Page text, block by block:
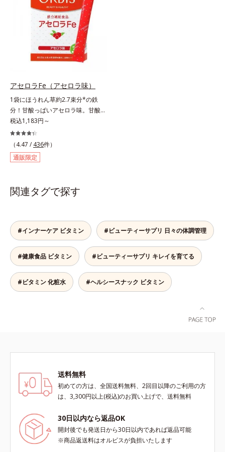
助け合って働く性質があるため、そ
れぞれの役割や相性を考え抜き、独
自成分ネットワークを完成。バラン
スの良い配合でハードな毎日を頼も
しくサポートします。また、携帯に
便利な個包装なので、手軽にビタミ
アセロラFe（アセロラ味）
1袋にほうれん草約2.7束分*の鉄
分！甘酸っぱいアセロラ味。甘酸っ
ぱいさわやかな味の「アセロラFe」
は、口の中でサッと溶ける顆粒タイ
プだから、水なしでOK。個包装で
携帯にも便利です。1袋わずか
2.5kcal。また成人女性の平均で
Fe」は、1袋で5.25mgもの鉄分を補
より、ほうれん草（ゆで）1束210g
として可食部換算した場合。
税込1,183円～
（4.47 / 436件）
通販限定
関連タグで探す
#インナーケア ビタミン #ビューティーサプリ 日々の体調管理
#健康食品 ビタミン #ビューティーサプリ キレイを育てる
#ビタミン 化粧水 #ヘルシースナック ビタミン
送料無料
初めての方は、全国送料無料、2回目以降のご利用の方
は、3,300円以上(税込)のお買い上げで、送料無料
30日以内なら返品OK
開封後でも発送日から30日以内であれば返品可能
※商品返送料はオルビスが負担いたします